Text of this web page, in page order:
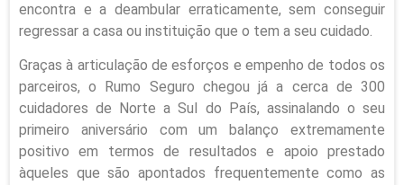
encontra e a deambular erraticamente, sem conseguir
regressar a casa ou instituição que o tem a seu cuidado.
Graças à articulação de esforços e empenho de todos os
parceiros, o Rumo Seguro chegou já a cerca de 300
cuidadores de Norte a Sul do País, assinalando o seu
primeiro aniversário com um balanço extremamente
positivo em termos de resultados e apoio prestado
àqueles que são apontados frequentemente como as